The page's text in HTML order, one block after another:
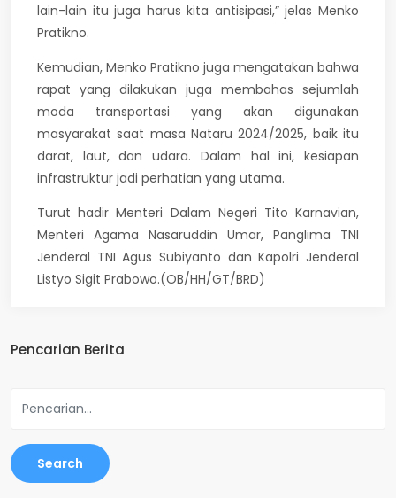
lain-lain itu juga harus kita antisipasi,” jelas Menko
Pratikno.
Kemudian, Menko Pratikno juga mengatakan bahwa
rapat yang dilakukan juga membahas sejumlah
moda transportasi yang akan digunakan
masyarakat saat masa Nataru 2024/2025, baik itu
darat, laut, dan udara. Dalam hal ini, kesiapan
infrastruktur jadi perhatian yang utama.
Turut hadir Menteri Dalam Negeri Tito Karnavian,
Menteri Agama Nasaruddin Umar, Panglima TNI
Jenderal TNI Agus Subiyanto dan Kapolri Jenderal
Listyo Sigit Prabowo.(OB/HH/GT/BRD)
Pencarian Berita
Search